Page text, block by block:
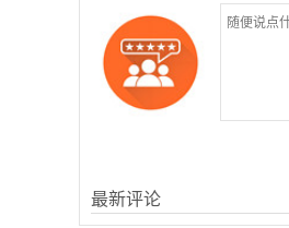
最新评论